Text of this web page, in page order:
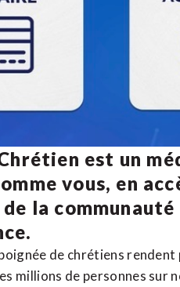
est un
vous, en
la
de chrétiens
millions de personnes sur